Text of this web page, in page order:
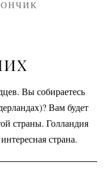
Вы собираетесь
Вам будет
страны. Голландия
страна.